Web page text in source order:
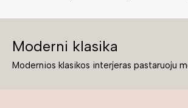
Moderni klasika